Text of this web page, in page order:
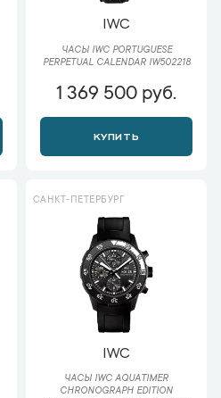
IWC
ЧАСЫ IWC PORTUGUESE
PERPETUAL CALENDAR IW502218
1 369 500 руб.
КУПИТЬ
САНКТ-ПЕТЕРБУРГ
IWC
ЧАСЫ IWC AQUATIMER
CHRONOGRAPH EDITION